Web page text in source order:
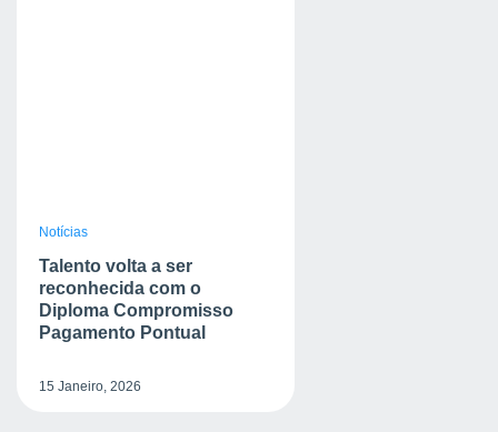
Notícias
15 Janeiro, 2026
Talento volta a ser
reconhecida com o
Diploma Compromisso
Pagamento Pontual